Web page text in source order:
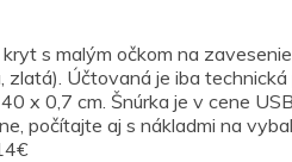
s malým očkom na
Účtovaná je iba
x 0,7 cm. Šnúrka je v cene
počítajte aj s nákladmi na